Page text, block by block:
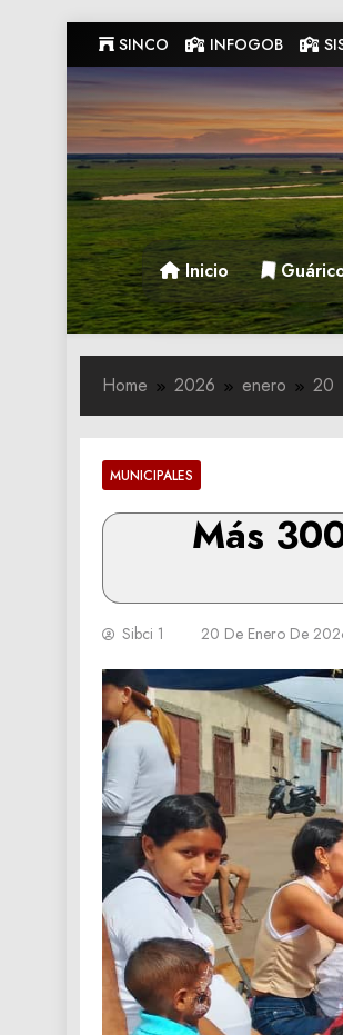
to
content
SINCO INFOGOB
Gobernacion
Gobernacion de Guarico
Inicio
Home 2026 enero 20
MUNICIPALES
Más
Sibci 1 20 De Enero De